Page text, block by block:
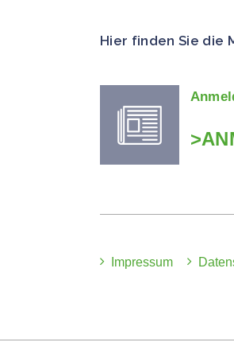
Hier finden Sie die
Impressum